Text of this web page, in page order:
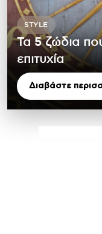
STYLE
Τα 5 ζώδια
επιτυχία
Διαβάστε